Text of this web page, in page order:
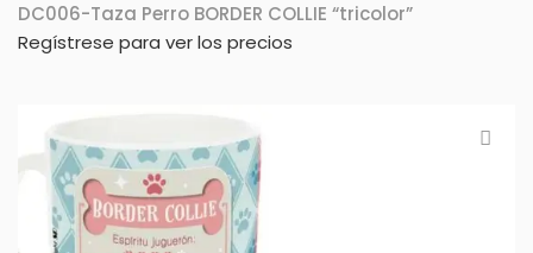
DC006-Taza Perro BORDER COLLIE “tricolor”
Regístrese para ver los precios